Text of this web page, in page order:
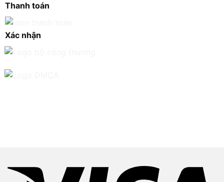
Thanh toán
Xác nhận